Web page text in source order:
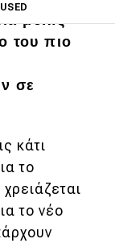
μόλις
του πιο
σε
κάτι
το
το νέο